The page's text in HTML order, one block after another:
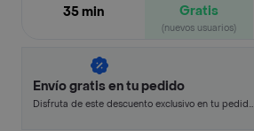
35 min
Gratis
(nuevos usuarios)
Envío gratis en tu pedido
Disfruta de este descuento exclusivo en tu pedido